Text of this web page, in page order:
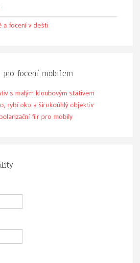
a focení v dešti
pro focení mobilem
s malým kloubovým stativem
rybí oko a širokoúhlý objektiv
filr pro mobily